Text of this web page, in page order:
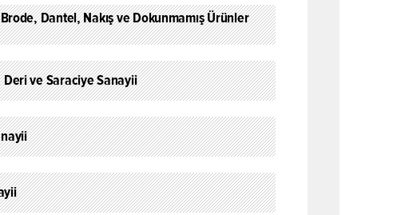
Dantel, Nakış ve Dokunmamış Ürünler
ve Saraciye Sanayii